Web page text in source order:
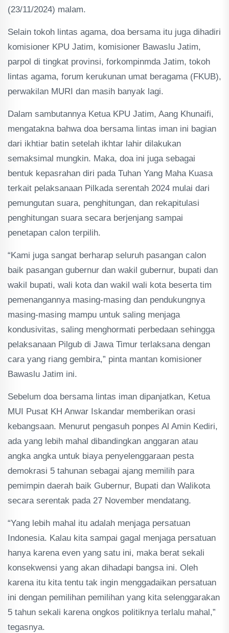
(23/11/2024) malam.
Selain tokoh lintas agama, doa bersama itu juga dihadiri
komisioner KPU Jatim, komisioner Bawaslu Jatim,
parpol di tingkat provinsi, forkompinmda Jatim, tokoh
lintas agama, forum kerukunan umat beragama (FKUB),
perwakilan MURI dan masih banyak lagi.
Dalam sambutannya Ketua KPU Jatim, Aang Khunaifi,
mengatakna bahwa doa bersama lintas iman ini bagian
dari ikhtiar batin setelah ikhtar lahir dilakukan
semaksimal mungkin. Maka, doa ini juga sebagai
bentuk kepasrahan diri pada Tuhan Yang Maha Kuasa
terkait pelaksanaan Pilkada serentah 2024 mulai dari
pemungutan suara, penghitungan, dan rekapitulasi
penghitungan suara secara berjenjang sampai
penetapan calon terpilih.
“Kami juga sangat berharap seluruh pasangan calon
baik pasangan gubernur dan wakil gubernur, bupati dan
wakil bupati, wali kota dan wakil wali kota beserta tim
pemenangannya masing-masing dan pendukungnya
masing-masing mampu untuk saling menjaga
kondusivitas, saling menghormati perbedaan sehingga
pelaksanaan Pilgub di Jawa Timur terlaksana dengan
cara yang riang gembira,” pinta mantan komisioner
Bawaslu Jatim ini.
Sebelum doa bersama lintas iman dipanjatkan, Ketua
MUI Pusat KH Anwar Iskandar memberikan orasi
kebangsaan. Menurut pengasuh ponpes Al Amin Kediri,
ada yang lebih mahal dibandingkan anggaran atau
angka angka untuk biaya penyelenggaraan pesta
demokrasi 5 tahunan sebagai ajang memilih para
pemimpin daerah baik Gubernur, Bupati dan Walikota
secara serentak pada 27 November mendatang.
“Yang lebih mahal itu adalah menjaga persatuan
Indonesia. Kalau kita sampai gagal menjaga persatuan
hanya karena even yang satu ini, maka berat sekali
konsekwensi yang akan dihadapi bangsa ini. Oleh
karena itu kita tentu tak ingin menggadaikan persatuan
ini dengan pemilihan pemilihan yang kita selenggarakan
5 tahun sekali karena ongkos politiknya terlalu mahal,”
tegasnya.